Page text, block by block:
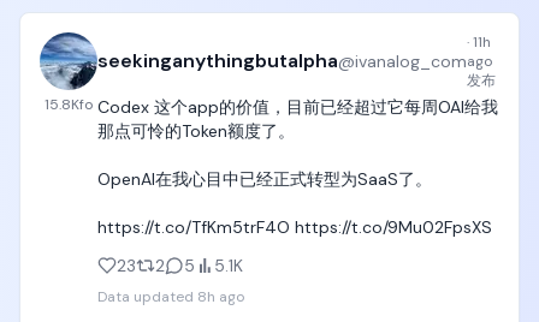
过去，AI 主要参与其中某个环节。比如预测结果、生
成代码或者搜索候选方案。Discovery Loop 的目标，
则是让 AI 参与整个研究闭环：
自动改进模型架构
自动选择训练数据
自动设计评估方法
自动优化训练算法
同时运行数千个实验， 根据预期价值，动态决定算力
应该投入到哪些实验
Discovery Loop背后的核心判断：科学研究真正的瓶
颈，可能不是缺少知识或想法，而是实验循环运行得
15.8Kfo
seekinganythingbutalpha@ivanalog_com
·11h
ago
发布
Codex 这个app的价值，目前已经超过它每周OAI给我
那点可怜的Token额度了。
OpenAI在我心目中已经正式转型为SaaS了。
https://t.co/TfKm5trF4O https://t.co/9Mu02FpsXS
23
2 5 5.1K
Data updated 8h ago